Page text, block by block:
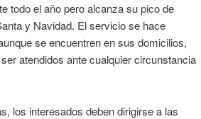
todo el año pero alcanza su pico de
y Navidad. El servicio se hace
se encuentren en sus domicilios,
atendidos ante cualquier circunstancia
los interesados deben dirigirse a las